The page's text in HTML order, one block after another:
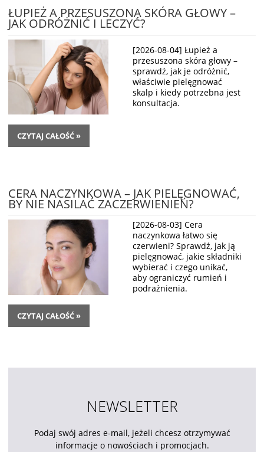
ŁUPIEŻ A PRZESUSZONA SKÓRA GŁOWY –
JAK ODRÓŻNIĆ I LECZYĆ?
[2026-08-04] Łupież a
przesuszona skóra głowy –
sprawdź, jak je odróżnić,
właściwie pielęgnować
skalp i kiedy potrzebna jest
konsultacja.
CZYTAJ CAŁOŚĆ »
CERA NACZYNKOWA – JAK PIELĘGNOWAĆ,
BY NIE NASILAĆ ZACZERWIENIEŃ?
[2026-08-03] Cera
naczynkowa łatwo się
czerwieni? Sprawdź, jak ją
pielęgnować, jakie składniki
wybierać i czego unikać,
aby ograniczyć rumień i
podrażnienia.
CZYTAJ CAŁOŚĆ »
NEWSLETTER
Podaj swój adres e-mail, jeżeli chcesz otrzymywać
informacje o nowościach i promocjach.